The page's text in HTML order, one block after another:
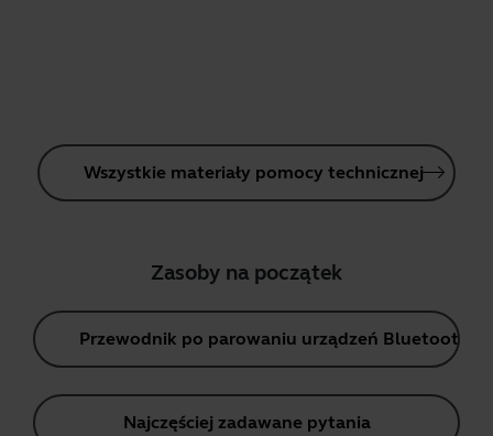
Wszystkie materiały pomocy technicznej
Zasoby na początek
Przewodnik po parowaniu urządzeń Bluetooth
Najczęściej zadawane pytania